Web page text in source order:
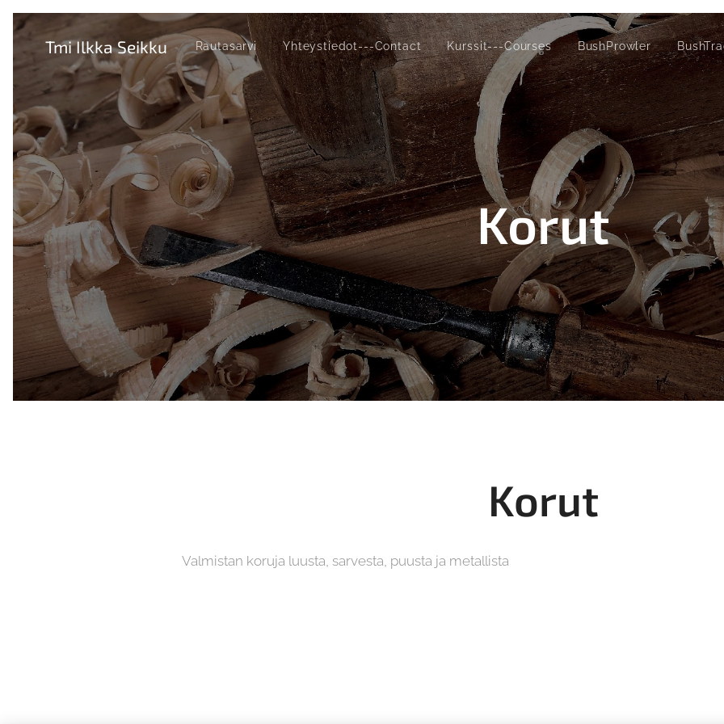
Tmi Ilkka Seikku Rautasarvi Yhteystiedot---Contact Kurssit---Courses BushProwler
Korut
Korut
Valmistan koruja luusta, sarvesta, puusta ja metallista